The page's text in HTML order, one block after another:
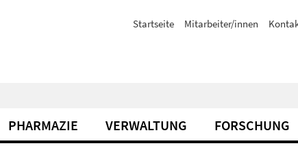
Startseite Mitarbeiter/innen
PHARMAZIE VERWALTUNG FORSCHUNG